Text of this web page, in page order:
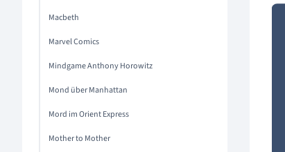
Macbeth
Marvel Comics
Mindgame Anthony Horowitz
Mond über Manhattan
Mord im Orient Express
Mother to Mother